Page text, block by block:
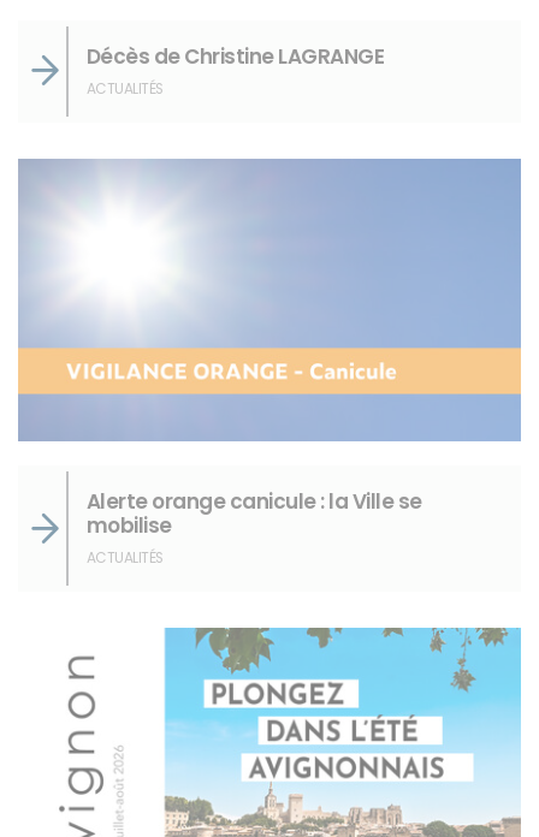
Décès de Christine LAGRANGE
ACTUALITÉS
Alerte orange canicule : la Ville se
mobilise
ACTUALITÉS